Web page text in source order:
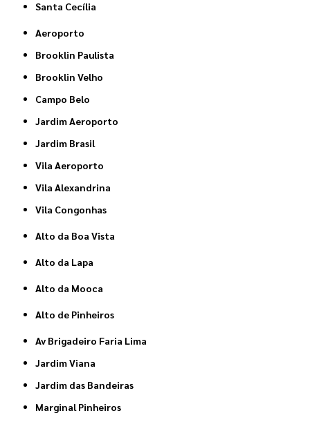
Santa Cecília
Aeroporto
Brooklin Paulista
Brooklin Velho
Campo Belo
Jardim Aeroporto
Jardim Brasil
Vila Aeroporto
Vila Alexandrina
Vila Congonhas
Alto da Boa Vista
Alto da Lapa
Alto da Mooca
Alto de Pinheiros
Av Brigadeiro Faria Lima
Jardim Viana
Jardim das Bandeiras
Marginal Pinheiros